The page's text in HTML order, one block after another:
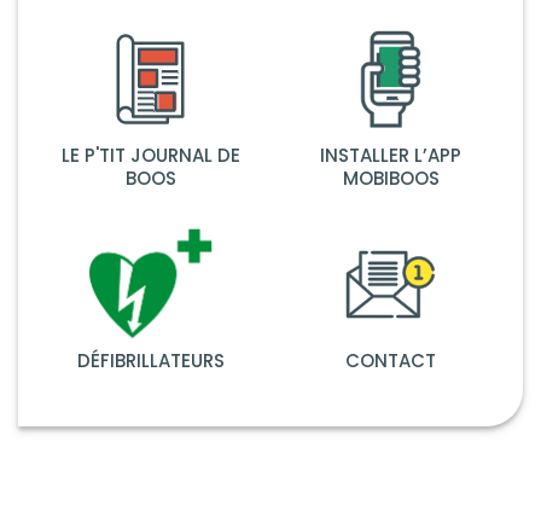
LE P'TIT JOURNAL DE
BOOS
INSTALLER L’APP
MOBIBOOS
DÉFIBRILLATEURS CONTACT